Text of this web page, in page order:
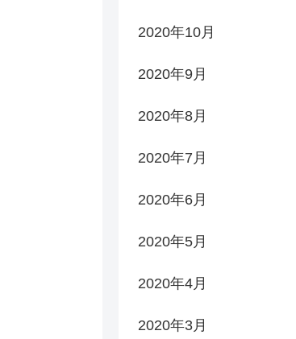
2020年10月
2020年9月
2020年8月
2020年7月
2020年6月
2020年5月
2020年4月
2020年3月